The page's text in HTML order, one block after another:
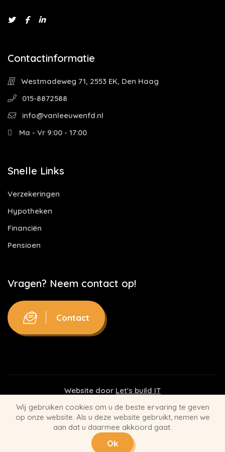
Contactinformatie
Westmadeweg 71, 2553 EK, Den Haag
015-8872588
info@vanleeuwenfd.nl
Ma - Vr 9:00 - 17:00
Snelle Links
Verzekeringen
Hypotheken
Financiën
Pensioen
Vragen? Neem contact op!
Contact
Website door Let's build IT
Disclaimer
Privacy Statement
Algemene Voorwaarden
Wij gebruiken cookies om u de beste ervaring te geven
op onze website. Als u deze website gebruikt, nemen we
aan dat u daarmee akkoord gaat.
Ok